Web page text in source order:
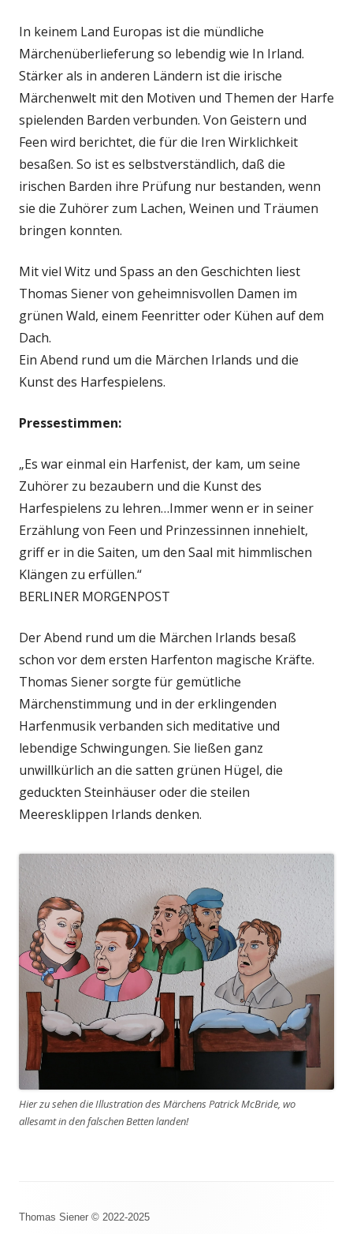
In keinem Land Europas ist die mündliche
Märchenüberlieferung so lebendig wie In Irland.
Stärker als in anderen Ländern ist die irische
Märchenwelt mit den Motiven und Themen der Harfe
spielenden Barden verbunden. Von Geistern und
Feen wird berichtet, die für die Iren Wirklichkeit
besaßen. So ist es selbstverständlich, daß die
irischen Barden ihre Prüfung nur bestanden, wenn
sie die Zuhörer zum Lachen, Weinen und Träumen
bringen konnten.
Mit viel Witz und Spass an den Geschichten liest
Thomas Siener von geheimnisvollen Damen im
grünen Wald, einem Feenritter oder Kühen auf dem
Dach.
Ein Abend rund um die Märchen Irlands und die
Kunst des Harfespielens.
Pressestimmen:
„Es war einmal ein Harfenist, der kam, um seine
Zuhörer zu bezaubern und die Kunst des
Harfespielens zu lehren…Immer wenn er in seiner
Erzählung von Feen und Prinzessinnen innehielt,
griff er in die Saiten, um den Saal mit himmlischen
Klängen zu erfüllen.“
BERLINER MORGENPOST
Der Abend rund um die Märchen Irlands besaß
schon vor dem ersten Harfenton magische Kräfte.
Thomas Siener sorgte für gemütliche
Märchenstimmung und in der erklingenden
Harfenmusik verbanden sich meditative und
lebendige Schwingungen. Sie ließen ganz
unwillkürlich an die satten grünen Hügel, die
geduckten Steinhäuser oder die steilen
Meeresklippen Irlands denken.
Hier zu sehen die Illustration des Märchens Patrick McBride, wo
allesamt in den falschen Betten landen!
Inhalt
Thomas Siener © 2022-2025